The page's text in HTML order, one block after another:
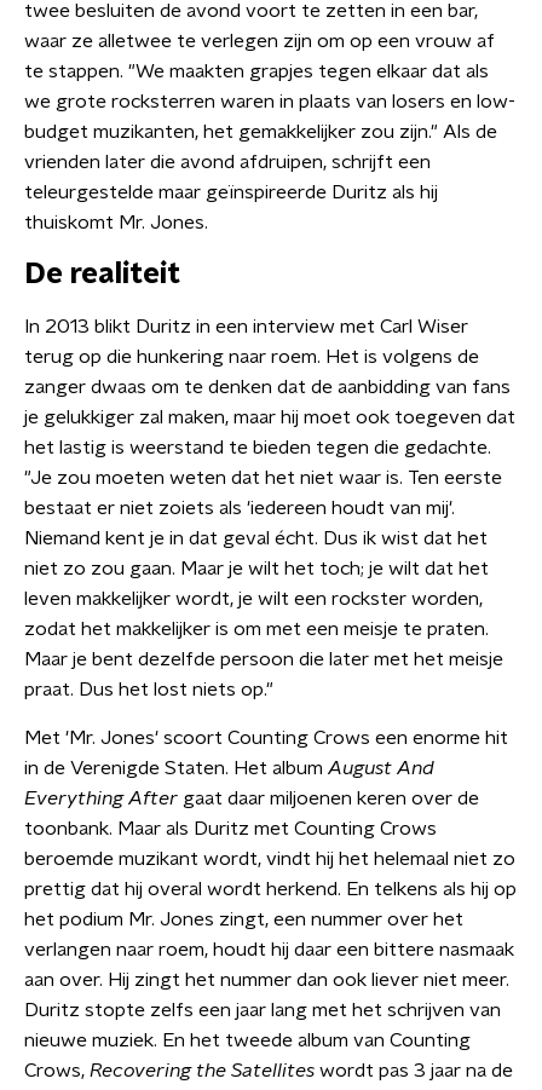
twee besluiten de avond voort te zetten in een bar,
waar ze alletwee te verlegen zijn om op een vrouw af
te stappen. "We maakten grapjes tegen elkaar dat als
we grote rocksterren waren in plaats van losers en low-
budget muzikanten, het gemakkelijker zou zijn." Als de
vrienden later die avond afdruipen, schrijft een
teleurgestelde maar geïnspireerde Duritz als hij
thuiskomt Mr. Jones.
De realiteit
In 2013 blikt Duritz in een interview met Carl Wiser
terug op die hunkering naar roem. Het is volgens de
zanger dwaas om te denken dat de aanbidding van fans
je gelukkiger zal maken, maar hij moet ook toegeven dat
het lastig is weerstand te bieden tegen die gedachte.
"Je zou moeten weten dat het niet waar is. Ten eerste
bestaat er niet zoiets als 'iedereen houdt van mij'.
Niemand kent je in dat geval écht. Dus ik wist dat het
niet zo zou gaan. Maar je wilt het toch; je wilt dat het
leven makkelijker wordt, je wilt een rockster worden,
zodat het makkelijker is om met een meisje te praten.
Maar je bent dezelfde persoon die later met het meisje
praat. Dus het lost niets op."
Met 'Mr. Jones' scoort Counting Crows een enorme hit
in de Verenigde Staten. Het album August And
Everything After gaat daar miljoenen keren over de
toonbank. Maar als Duritz met Counting Crows
beroemde muzikant wordt, vindt hij het helemaal niet zo
prettig dat hij overal wordt herkend. En telkens als hij op
het podium Mr. Jones zingt, een nummer over het
verlangen naar roem, houdt hij daar een bittere nasmaak
aan over. Hij zingt het nummer dan ook liever niet meer.
Duritz stopte zelfs een jaar lang met het schrijven van
nieuwe muziek. En het tweede album van Counting
Crows, Recovering the Satellites wordt pas 3 jaar na de